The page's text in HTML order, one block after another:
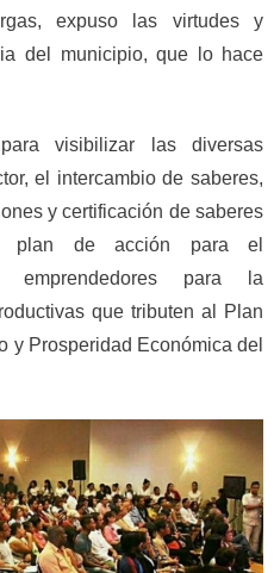
expuso las virtudes y
del municipio, que lo hace
visibilizar las diversas
el intercambio de saberes,
y certificación de saberes
de acción para el
emprendedores para la
que tributen al Plan
y Prosperidad Económica del